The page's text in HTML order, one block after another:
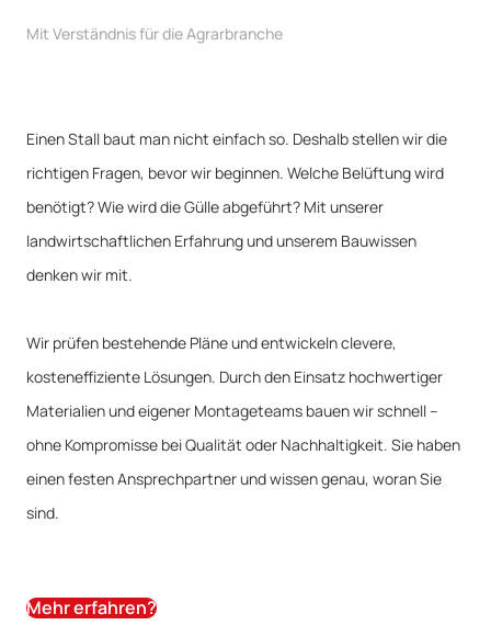
Mit Verständnis für die Agrarbranche
Einen Stall baut man nicht einfach so. Deshalb stellen wir die
richtigen Fragen, bevor wir beginnen. Welche Belüftung wird
benötigt? Wie wird die Gülle abgeführt? Mit unserer
landwirtschaftlichen Erfahrung und unserem Bauwissen
denken wir mit.
Wir prüfen bestehende Pläne und entwickeln clevere,
kosteneffiziente Lösungen. Durch den Einsatz hochwertiger
Materialien und eigener Montageteams bauen wir schnell –
ohne Kompromisse bei Qualität oder Nachhaltigkeit. Sie haben
einen festen Ansprechpartner und wissen genau, woran Sie
sind.
Mehr erfahren?